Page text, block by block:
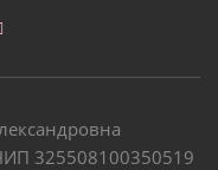
325508100350519